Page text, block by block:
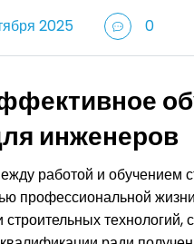
2025 0
инженеров
работой и обучением
профессиональной
технологий,